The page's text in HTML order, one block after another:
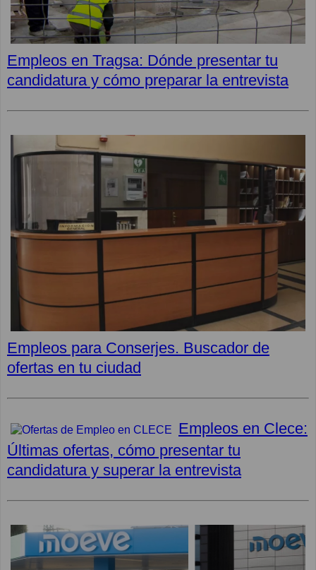
Empleos en Tragsa: Dónde presentar tu
candidatura y cómo preparar la entrevista
Empleos para Conserjes. Buscador de
ofertas en tu ciudad
Empleos en Clece:
Últimas ofertas, cómo presentar tu
candidatura y superar la entrevista